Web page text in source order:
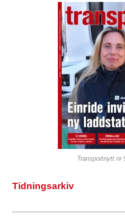
Transportnytt nr
Tidningsarkiv